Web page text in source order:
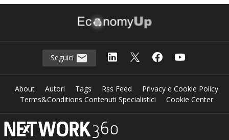
Seguici
About Autori Tags Rss Feed
Privacy e Cookie Policy
Terms&Conditions Contenuti Specialistici
Cookie Center